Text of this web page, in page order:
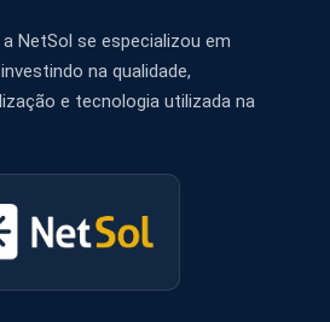
NetSol se especializou em
na qualidade,
e tecnologia utilizada na